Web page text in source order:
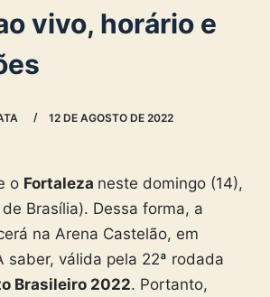
vivo, horário e
12 DE AGOSTO DE 2022
o Fortaleza neste domingo (14),
Brasília). Dessa forma, a
na Arena Castelão, em
saber, válida pela 22ª rodada
Brasileiro 2022. Portanto,